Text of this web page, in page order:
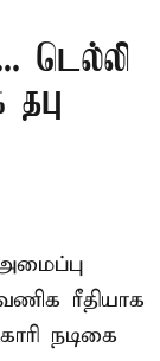
டெல்லி
ரீதியாக
நடிகை